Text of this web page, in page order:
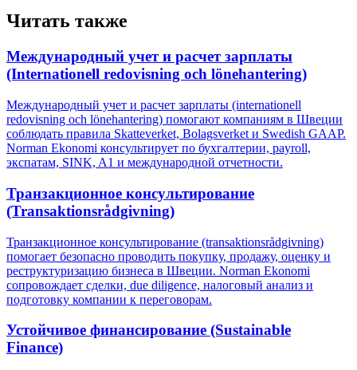
Читать также
Международный учет и расчет зарплаты
(Internationell redovisning och lönehantering)
Международный учет и расчет зарплаты (internationell
redovisning och lönehantering) помогают компаниям в Швеции
соблюдать правила Skatteverket, Bolagsverket и Swedish GAAP.
Norman Ekonomi консультирует по бухгалтерии, payroll,
экспатам, SINK, A1 и международной отчетности.
Транзакционное консультирование
(Transaktionsrådgivning)
Транзакционное консультирование (transaktionsrådgivning)
помогает безопасно проводить покупку, продажу, оценку и
реструктуризацию бизнеса в Швеции. Norman Ekonomi
сопровождает сделки, due diligence, налоговый анализ и
подготовку компании к переговорам.
Устойчивое финансирование (Sustainable
Finance)